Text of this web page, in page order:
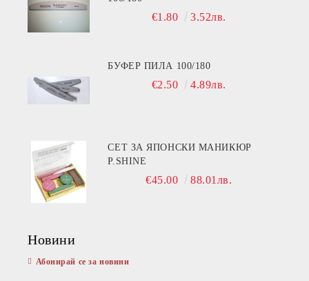
€1.80 3.52лв.
БУФЕР ПИЛА 100/180
€2.50 4.89лв.
СЕТ ЗА ЯПОНСКИ МАНИКЮР
P.SHINE
€45.00 88.01лв.
Новини
Абонирай се за новини